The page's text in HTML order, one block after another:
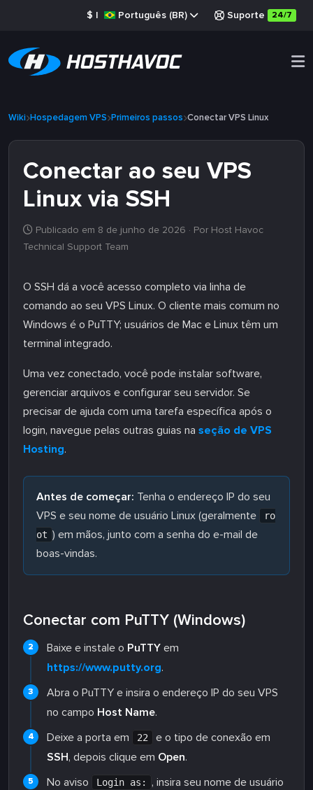
$ | Português (BR) Suporte 24/7
Wiki Hospedagem VPS Primeiros passos Conectar VPS Linux
Conectar ao seu VPS
Linux via SSH
Publicado em 8 de junho de 2026 · Por Host Havoc
Technical Support Team
O SSH dá a você acesso completo via linha de
comando ao seu VPS Linux. O cliente mais comum no
Windows é o PuTTY; usuários de Mac e Linux têm um
terminal integrado.
Uma vez conectado, você pode instalar software,
gerenciar arquivos e configurar seu servidor. Se
precisar de ajuda com uma tarefa específica após o
login, navegue pelas outras guias na seção de VPS
Hosting.
Antes de começar: Tenha o endereço IP do seu
VPS e seu nome de usuário Linux (geralmente
ro
ot ) em mãos, junto com a senha do e-mail de
boas-vindas.
Conectar com PuTTY (Windows)
Baixe e instale o PuTTY em
https://www.putty.org.
Abra o PuTTY e insira o endereço IP do seu VPS
no campo Host Name.
Deixe a porta em
22
e o tipo de conexão em
SSH, depois clique em Open.
No aviso
Login as:
, insira seu nome de usuário